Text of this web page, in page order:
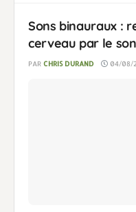
Sons binauraux :
cerveau par le son
PAR CHRIS DURAND 04/08/